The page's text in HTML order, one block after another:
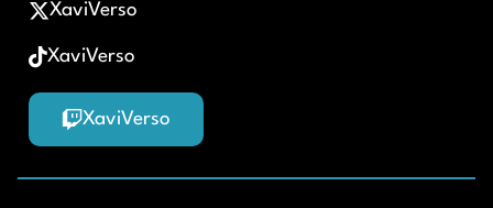
XaviVerso
XaviVerso
XaviVerso